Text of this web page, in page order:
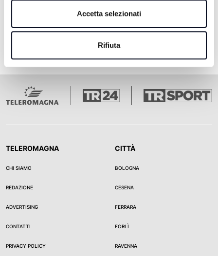
Accetta selezionati
Rifiuta
TELEROMAGNA
CHI SIAMO
REDAZIONE
ADVERTISING
CONTATTI
PRIVACY POLICY
CITTÀ
BOLOGNA
CESENA
FERRARA
FORLÌ
RAVENNA